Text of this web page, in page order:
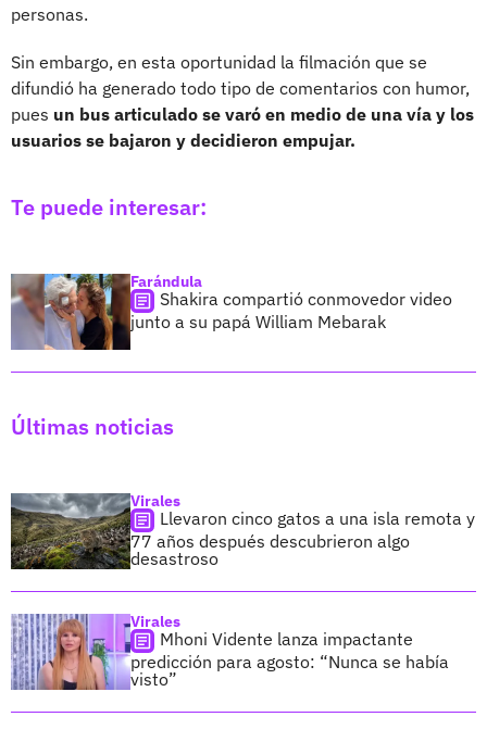
personas.
Sin embargo, en esta oportunidad la filmación que se
difundió ha generado todo tipo de comentarios con humor,
pues un bus articulado se varó en medio de una vía y los
usuarios se bajaron y decidieron empujar.
Te puede interesar:
Farándula
Shakira compartió conmovedor video
junto a su papá William Mebarak
Últimas noticias
Virales
Llevaron cinco gatos a una isla remota y
77 años después descubrieron algo
desastroso
Virales
Mhoni Vidente lanza impactante
predicción para agosto: “Nunca se había
visto”